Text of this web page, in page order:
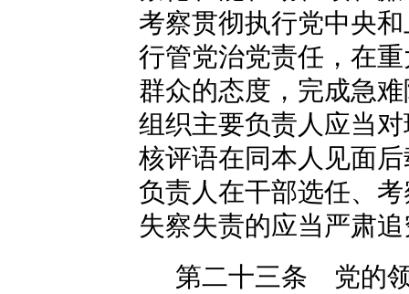
考察贯彻执行党中央
行管党治党责任，在
群众的态度，完成急
组织主要负责人应当
核评语在同本人见面
负责人在干部选任、
失察失责的应当严肃
第二十三条 党的